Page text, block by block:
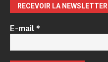
RECEVOIR LA NEWSLETTER
E-mail*